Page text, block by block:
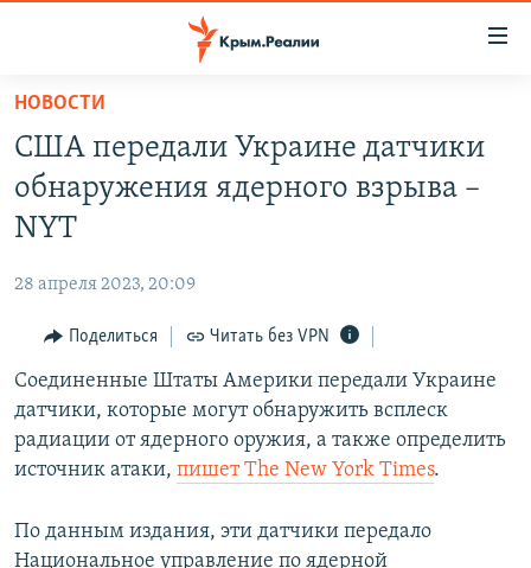
Вернуться
основному
содержанию
Вернутся
главной
навигации
Вернутся
поиску
СПЕЦПРОЕКТЫ
ГРУЗ 200
11 ЛЕТ ОККУПАЦИИ КРЫМА. 11 ИСТОРИЙ СОПРОТИВЛЕНИЯ
ВОДА
ЕЩЕ
ИНТЕРАКТИВ
ИНФОГРАФИКА
ТЕЛЕПРОЕКТ КРЫМ.РЕАЛИИ
СОВЕТЫ ПРАВОЗАЩИТНИКОВ
ПОБЕДИТЕЛЕЙ НЕ СУДЯТ?
РАДІО СВОБОДА
КАК ОБОЙТИ БЛОКИРОВКУ
Українською
ПРИСОЕДИНЯЙТЕСЬ!
НОВОСТИ
США передали Украине датчики
обнаружения ядерного взрыва –
NYT
28 апреля 2023, 20:09
Поделиться Читать без VPN
Соединенные Штаты Америки передали Украине
датчики, которые могут обнаружить всплеск
радиации от ядерного оружия, а также определить
источник атаки, пишет The New York Times.
По данным издания, эти датчики передало
Национальное управление по ядерной